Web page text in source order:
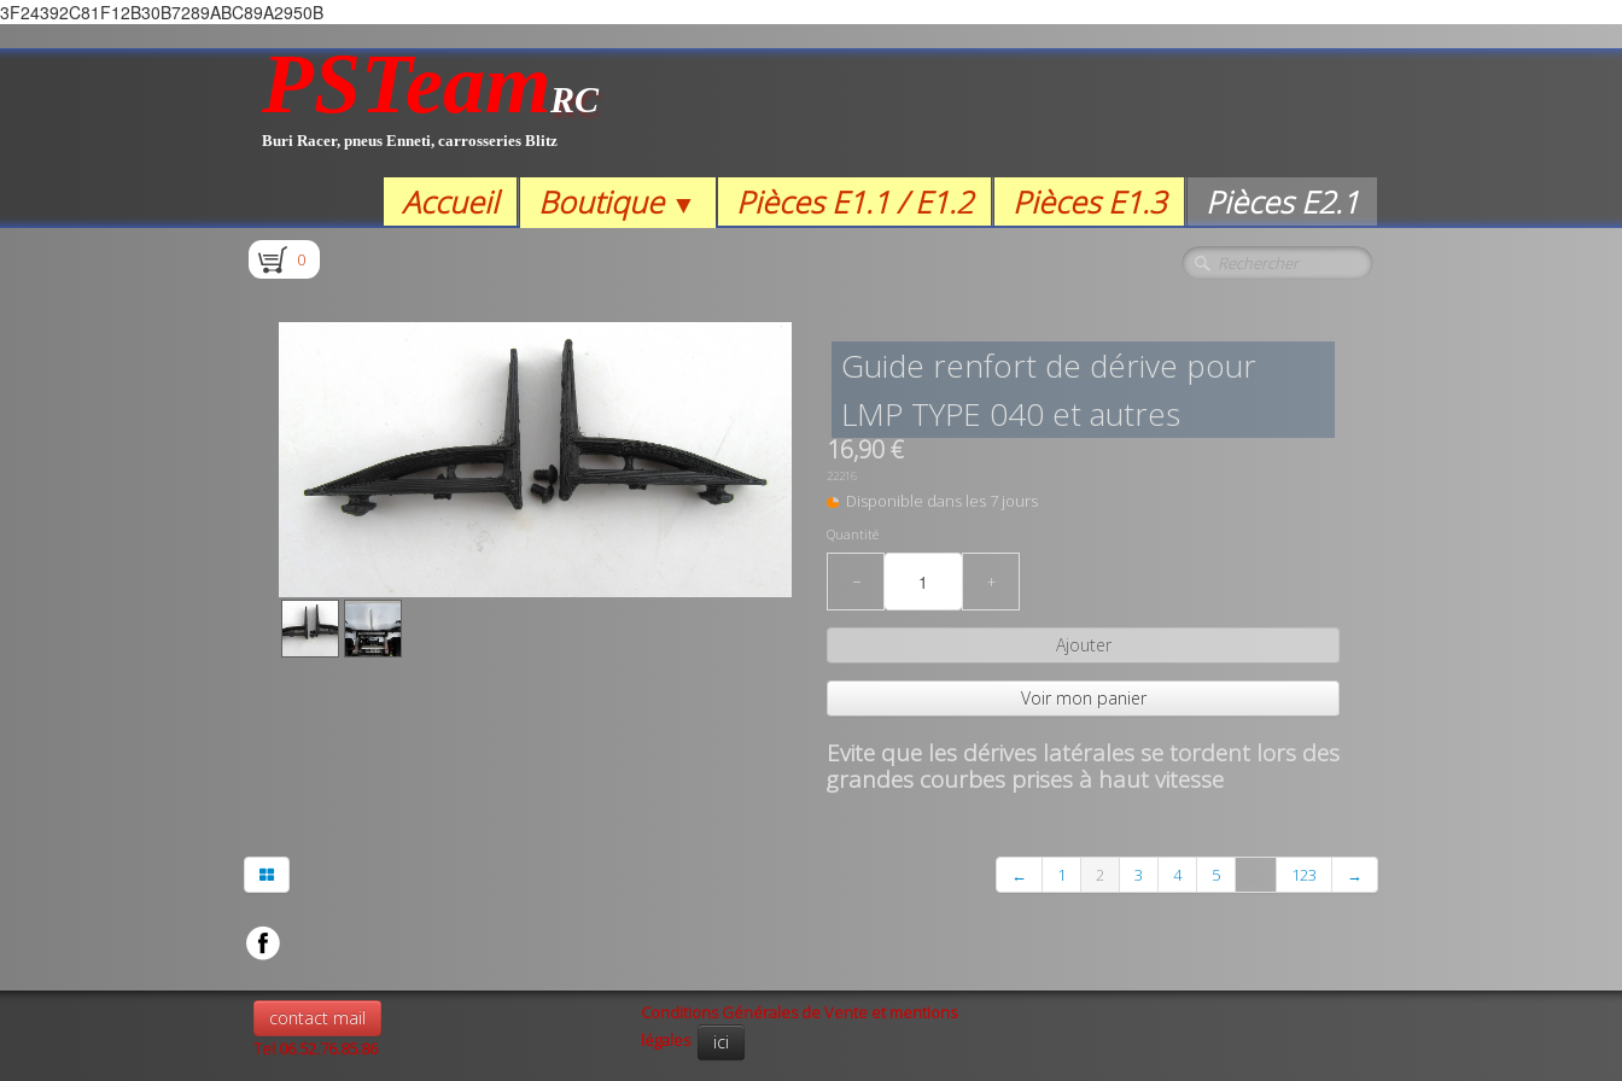
3F24392C81F12B30B7289ABC89A2950B
PSTeamRC
Buri Racer, pneus Enneti, carrosseries Blitz
Accueil Boutique ▼ Pièces E1.1 / E1.2 Pièces E1.3 Pièces E2.1
0
Guide renfort de dérive pour
LMP TYPE 040 et autres
16,90 €
22216
Disponible dans les 7 jours
Quantité
− +
Ajouter
Voir mon panier
Evite que les dérives latérales se tordent lors des
grandes courbes prises à haut vitesse
← 1 2 3 4 5 123 →
contact mail
Tel 06.52.76.85.86
Conditions Générales de Vente et mentions
légales
ici